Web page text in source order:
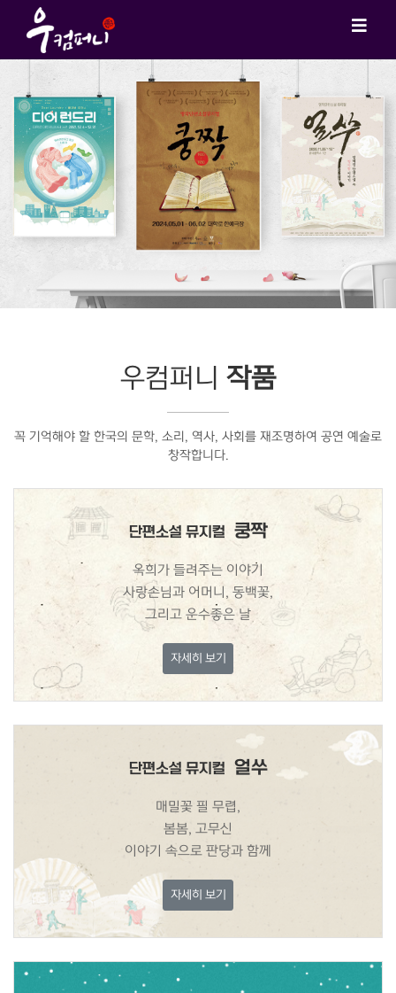
우컴퍼니 작품
꼭 기억해야 할 한국의 문학, 소리, 역사, 사회를 재조명하여 공연 예술로
창작합니다.
단편소설 뮤지컬 쿵짝
옥희가 들려주는 이야기
사랑손님과 어머니, 동백꽃,
그리고 운수좋은 날
자세히 보기
단편소설 뮤지컬 얼쑤
매밀꽃 필 무렵,
봄봄, 고무신
이야기 속으로 판당과 함께
자세히 보기